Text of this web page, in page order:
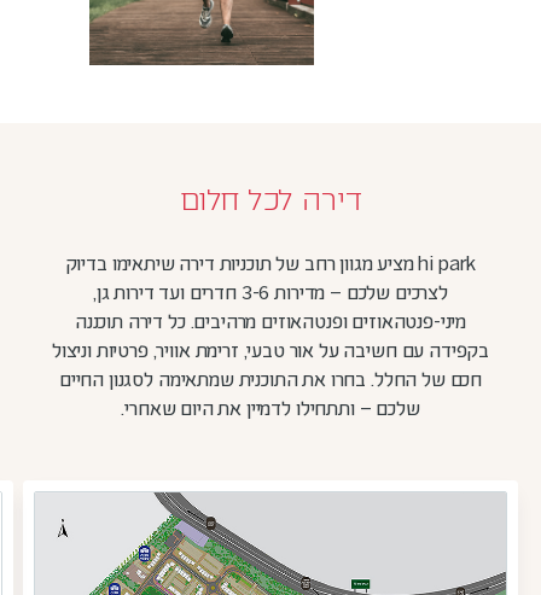
דירה לכל חלום
hi park מציע מגוון רחב של תוכניות דירה שיתאימו בדיוק
לצרכים שלכם – מדירות 3-6 חדרים ועד דירות גן,
מיני-פנטהאוזים ופנטהאוזים מרהיבים. כל דירה תוכננה
בקפידה עם חשיבה על אור טבעי, זרימת אוויר, פרטיות וניצול
חכם של החלל. בחרו את התוכנית שמתאימה לסגנון החיים
שלכם – ותתחילו לדמיין את היום שאחרי.